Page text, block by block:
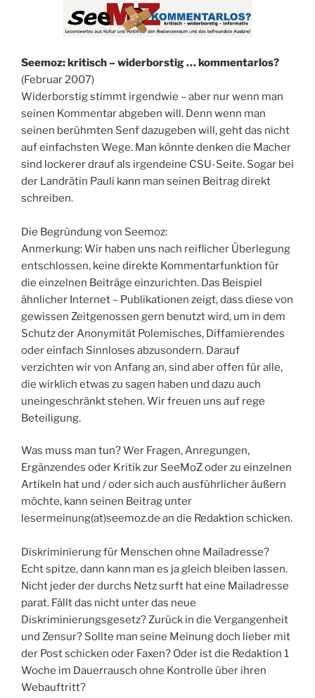
Seemoz: kritisch – widerborstig … kommentarlos?
(Februar 2007)
Widerborstig stimmt irgendwie – aber nur wenn man
seinen Kommentar abgeben will. Denn wenn man
seinen berühmten Senf dazugeben will, geht das nicht
auf einfachsten Wege. Man könnte denken die Macher
sind lockerer drauf als irgendeine CSU-Seite. Sogar bei
der Landrätin Pauli kann man seinen Beitrag direkt
schreiben.
Die Begründung von Seemoz:
Anmerkung: Wir haben uns nach reiflicher Überlegung
entschlossen, keine direkte Kommentarfunktion für
die einzelnen Beiträge einzurichten. Das Beispiel
ähnlicher Internet – Publikationen zeigt, dass diese von
gewissen Zeitgenossen gern benutzt wird, um in dem
Schutz der Anonymität Polemisches, Diffamierendes
oder einfach Sinnloses abzusondern. Darauf
verzichten wir von Anfang an, sind aber offen für alle,
die wirklich etwas zu sagen haben und dazu auch
uneingeschränkt stehen. Wir freuen uns auf rege
Beteiligung.
Was muss man tun? Wer Fragen, Anregungen,
Ergänzendes oder Kritik zur SeeMoZ oder zu einzelnen
Artikeln hat und / oder sich auch ausführlicher äußern
möchte, kann seinen Beitrag unter
lesermeinung(at)seemoz.de an die Redaktion schicken.
Diskriminierung für Menschen ohne Mailadresse?
Echt spitze, dann kann man es ja gleich bleiben lassen.
Nicht jeder der durchs Netz surft hat eine Mailadresse
parat. Fällt das nicht unter das neue
Diskriminierungsgesetz? Zurück in die Vergangenheit
und Zensur? Sollte man seine Meinung doch lieber mit
der Post schicken oder Faxen? Oder ist die Redaktion 1
Woche im Dauerrausch ohne Kontrolle über ihren
Webauftritt?